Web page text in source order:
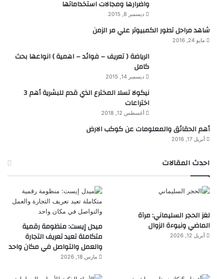
واضرارها ومجالات استخداماتها
ديسمبر 8, 2015
شاهد مراحل تطور الكمبيوتر علي مر الزمن
مايو 24, 2016
الرياضة ( تعريف – فوائد – اهمية ) انواعها بحث
كامل
ديسمبر 14, 2015
نيكولا تسلا المخترع الذي قدم للبشرية أهم 3
اختراعات
أغسطس 12, 2018
أهم الحقائق والمعلومات عن كوكب الارض
أبريل 17, 2016
احدث المقالات
لغز الحجر السليماني: مرآة
الماضي ونبوءة الزوال
أبريل 12, 2026
ميدل إيست: منظومة رقمية
متكاملة تعيد تعريف التجارة
والعمل والتواصل في مكان واحد
مارس 18, 2026